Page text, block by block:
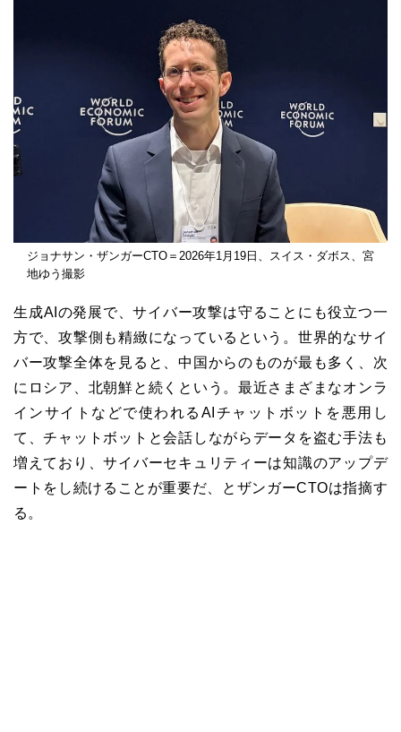
ジョナサン・ザンガーCTO＝2026年1月19日、スイス・ダボス、宮
地ゆう撮影
生成AIの発展で、サイバー攻撃は守ることにも役立つ一
方で、攻撃側も精緻になっているという。世界的なサイ
バー攻撃全体を見ると、中国からのものが最も多く、次
にロシア、北朝鮮と続くという。最近さまざまなオンラ
インサイトなどで使われるAIチャットボットを悪用し
て、チャットボットと会話しながらデータを盗む手法も
増えており、サイバーセキュリティーは知識のアップデ
ートをし続けることが重要だ、とザンガーCTOは指摘す
る。